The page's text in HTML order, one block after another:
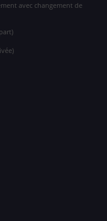
avec changement de